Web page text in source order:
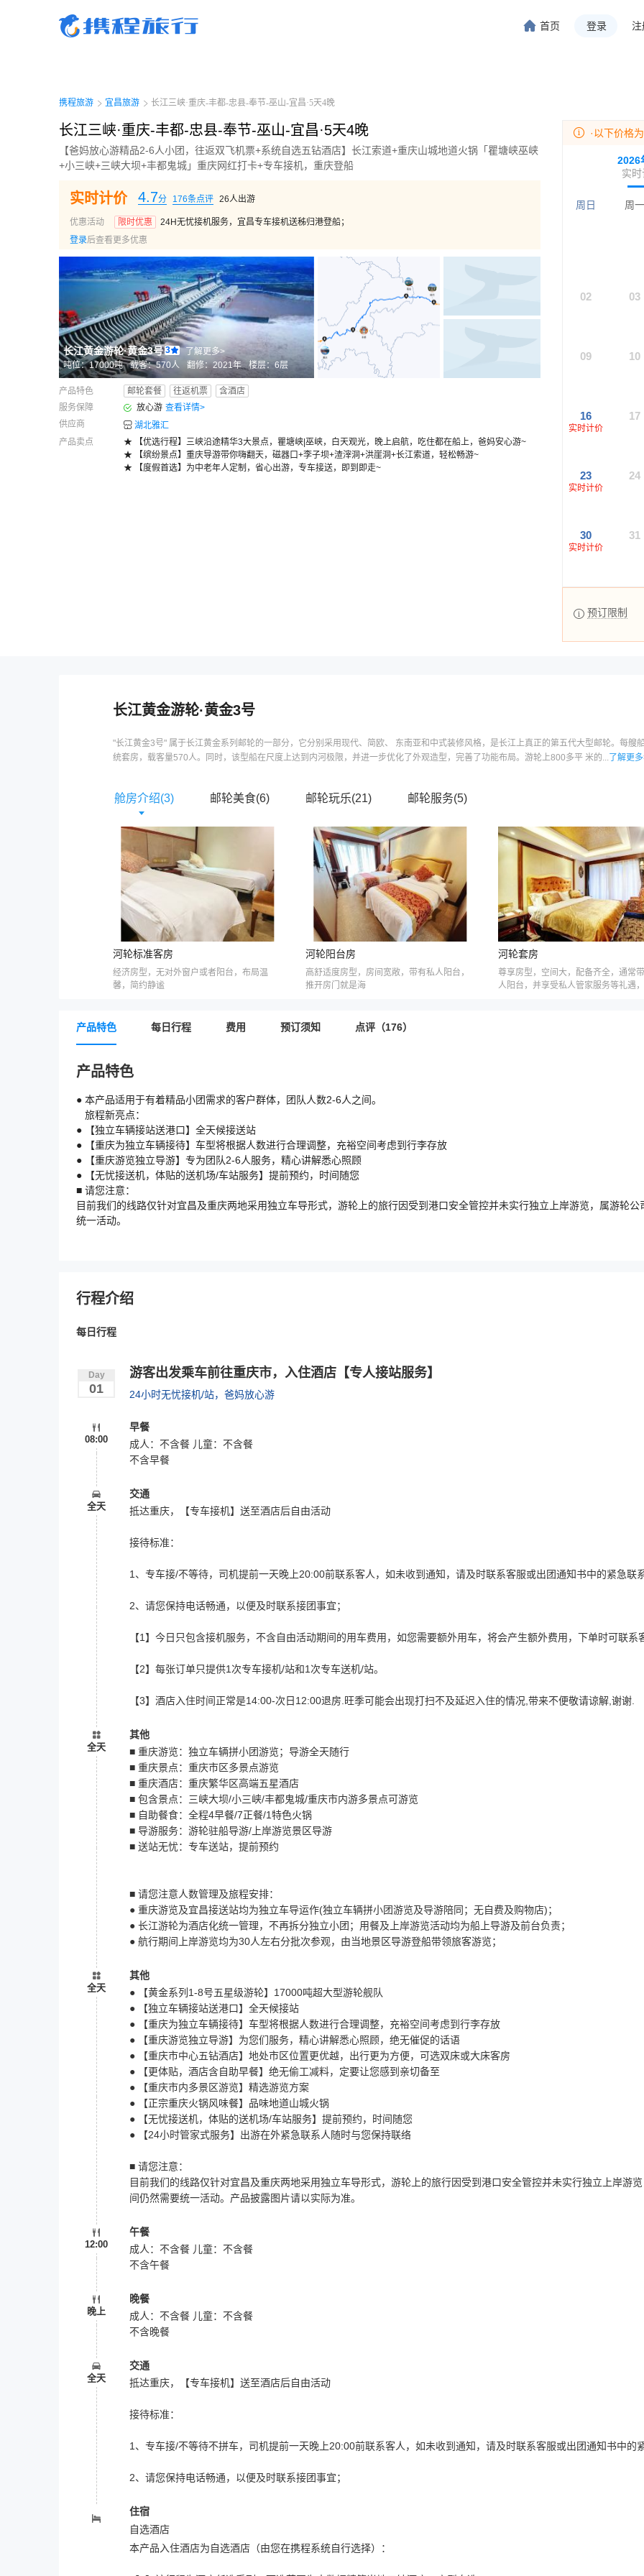
首页 登录
携程旅游
宜昌旅游 长江三峡·重庆-丰都-忠县-奉节-巫山-宜昌·5天4晚
长江三峡·重庆-丰都-忠县-奉节-巫山-宜昌·5天4晚
【爸妈放心游精品2-6人小团，往返双飞机票+系统自选五钻酒店】长江索道+重庆山城地道火锅「瞿塘峡巫峡
+小三峡+三峡大坝+丰都鬼城」重庆网红打卡+专车接机，重庆登船
实时计价 4.7分 176条点评 26人出游
优惠活动 限时优惠
24H无忧接机服务，宜昌专车接机送秭归港登船；
登录后查看更多优惠
长江黄金游轮·黄金3号 3
了解更多>
吨位：17000吨 载客：570人 翻修：2021年 楼层：6层
产品特色 邮轮套餐 往返机票
含酒店
服务保障
放心游 查看详情>
供应商
湖北雅汇
产品卖点
★ 【优选行程】三峡沿途精华3大景点，瞿塘峡|巫峡，白天观光，晚上启航，吃住都在船上，爸妈安心游~
★ 【缤纷景点】重庆导游带你嗨翻天，磁器口+李子坝+渣滓洞+洪崖洞+长江索道，轻松畅游~
★ 【度假首选】为中老年人定制，省心出游，专车接送，即到即走~
·以下价格
2026
实
周日 周一
02 03
09 10
16
实时计价
17
23
实时计价
24
30
实时计价
31
预订限制
长江黄金游轮·黄金3号
"长江黄金3号" 属于长江黄金系列邮轮的一部分，它分别采用现代、简欧、 东南亚和中式装修风格，是长江上真正的第五代大型邮轮。每
统套房，载客量570人。同时，该型船在尺度上达到内河极限，并进一步优化了外观造型，完善了功能布局。游轮上800多平 米的...了解更
舱房介绍(3) 邮轮美食(6) 邮轮玩乐(21) 邮轮服务(5)
河轮标准客房
经济房型，无对外窗户或者阳台，布局温
馨，简约静谧
河轮阳台房
高舒适度房型，房间宽敞，带有私人阳台，
推开房门就是海
河轮套房
尊享房型，空间大，配备齐全，通常
人阳台，并享受私人管家服务等礼遇
产品特色 每日行程 费用 预订须知 点评（176）
产品特色
● 本产品适用于有着精品小团需求的客户群体，团队人数2-6人之间。
旅程新亮点：
● 【独立车辆接站送港口】全天候接送站
● 【重庆为独立车辆接待】车型将根据人数进行合理调整，充裕空间考虑到行李存放
● 【重庆游览独立导游】专为团队2-6人服务，精心讲解悉心照顾
● 【无忧接送机，体贴的送机场/车站服务】提前预约，时间随您
■ 请您注意：
目前我们的线路仅针对宜昌及重庆两地采用独立车导形式，游轮上的旅行因受到港口安全管控并未实行独立上岸游览，属游轮
统一活动。
行程介绍
每日行程
Day
01
游客出发乘车前往重庆市，入住酒店【专人接站服务】
24小时无忧接机/站，爸妈放心游
08:00
早餐
成人：不含餐 儿童：不含餐
不含早餐
全天
交通
抵达重庆，【专车接机】送至酒店后自由活动
接待标准：
1、专车接/不等待，司机提前一天晚上20:00前联系客人，如未收到通知，请及时联系客服或出团通知书中的紧急联
2、请您保持电话畅通，以便及时联系接团事宜；
【1】今日只包含接机服务，不含自由活动期间的用车费用，如您需要额外用车，将会产生额外费用，下单时可联系
【2】每张订单只提供1次专车接机/站和1次专车送机/站。
【3】酒店入住时间正常是14:00-次日12:00退房.旺季可能会出现打扫不及延迟入住的情况,带来不便敬请谅解,谢谢.
全天
其他
■ 重庆游览：独立车辆拼小团游览；导游全天随行
■ 重庆景点：重庆市区多景点游览
■ 重庆酒店：重庆繁华区高端五星酒店
■ 包含景点：三峡大坝/小三峡/丰都鬼城/重庆市内游多景点可游览
■ 自助餐食：全程4早餐/7正餐/1特色火锅
■ 导游服务：游轮驻船导游/上岸游览景区导游
■ 送站无忧：专车送站，提前预约
■ 请您注意人数管理及旅程安排：
● 重庆游览及宜昌接送站均为独立车导运作(独立车辆拼小团游览及导游陪同；无自费及购物店)；
● 长江游轮为酒店化统一管理，不再拆分独立小团；用餐及上岸游览活动均为船上导游及前台负责；
● 航行期间上岸游览均为30人左右分批次参观，由当地景区导游登船带领旅客游览；
全天
其他
● 【黄金系列1-8号五星级游轮】17000吨超大型游轮舰队
● 【独立车辆接站送港口】全天候接站
● 【重庆为独立车辆接待】车型将根据人数进行合理调整，充裕空间考虑到行李存放
● 【重庆游览独立导游】为您们服务，精心讲解悉心照顾，绝无催促的话语
● 【重庆市中心五钻酒店】地处市区位置更优越，出行更为方便，可选双床或大床客房
● 【更体贴，酒店含自助早餐】绝无偷工减料，定要让您感到亲切备至
● 【重庆市内多景区游览】精选游览方案
● 【正宗重庆火锅风味餐】品味地道山城火锅
● 【无忧接送机，体贴的送机场/车站服务】提前预约，时间随您
● 【24小时管家式服务】出游在外紧急联系人随时与您保持联络
■ 请您注意：
目前我们的线路仅针对宜昌及重庆两地采用独立车导形式，游轮上的旅行因受到港口安全管控并未实行独立上岸游
间仍然需要统一活动。产品披露图片请以实际为准。
12:00
午餐
成人：不含餐 儿童：不含餐
不含午餐
晚上
晚餐
成人：不含餐 儿童：不含餐
不含晚餐
全天
交通
抵达重庆，【专车接机】送至酒店后自由活动
接待标准：
1、专车接/不等待不拼车，司机提前一天晚上20:00前联系客人，如未收到通知，请及时联系客服或出团通知书中的
2、请您保持电话畅通，以便及时联系接团事宜；
住宿
自选酒店
本产品入住酒店为自选酒店（由您在携程系统自行选择）：